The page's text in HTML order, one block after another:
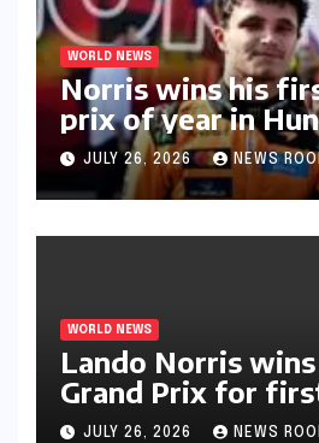
WORLD NEWS
Norris wins his
prix of year in
JULY 26, 2026 NEWS
WORLD NEWS
Lando Norris
Grand Prix for
triumph in 2026​​
JULY 26, 2026 NEWS